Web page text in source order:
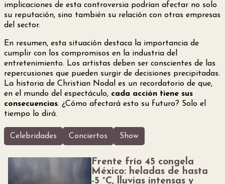
implicaciones de esta controversia podrían afectar no solo
su reputación, sino también su relación con otras empresas
del sector.
En resumen, esta situación destaca la importancia de
cumplir con los compromisos en la industria del
entretenimiento. Los artistas deben ser conscientes de las
repercusiones que pueden surgir de decisiones precipitadas.
La historia de Christian Nodal es un recordatorio de que,
en el mundo del espectáculo, cada acción tiene sus
consecuencias. ¿Cómo afectará esto su futuro? Solo el
tiempo lo dirá.
Celebridades Conciertos Show
Frente frío 45 congela
México: heladas de hasta
-5 °C, lluvias intensas y